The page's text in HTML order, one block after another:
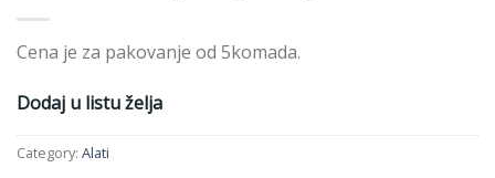
Cena je za pakovanje od 5komada.
Dodaj u listu želja
Category: Alati